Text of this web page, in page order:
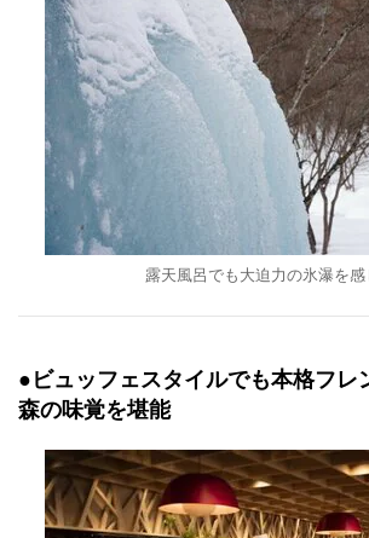
露天風呂でも大迫力の氷瀑を感
●ビュッフェスタイルでも本格フ
森の味覚を堪能